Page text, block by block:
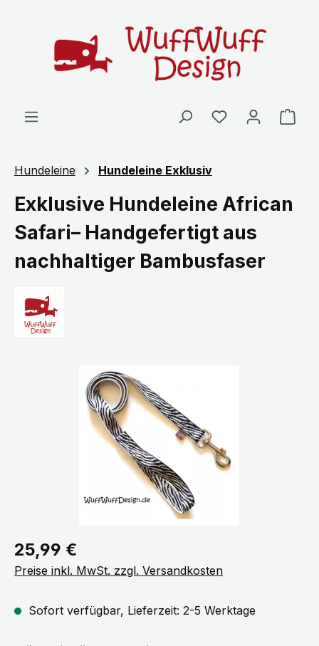
Hundeleine Hundeleine Exklusiv
Exklusive Hundeleine African
Safari– Handgefertigt aus
nachhaltiger Bambusfaser
Bildergalerie überspringen
Regulärer Preis:
25,99 €
Preise inkl. MwSt. zzgl. Versandkosten
Sofort verfügbar, Lieferzeit: 2-5 Werktage